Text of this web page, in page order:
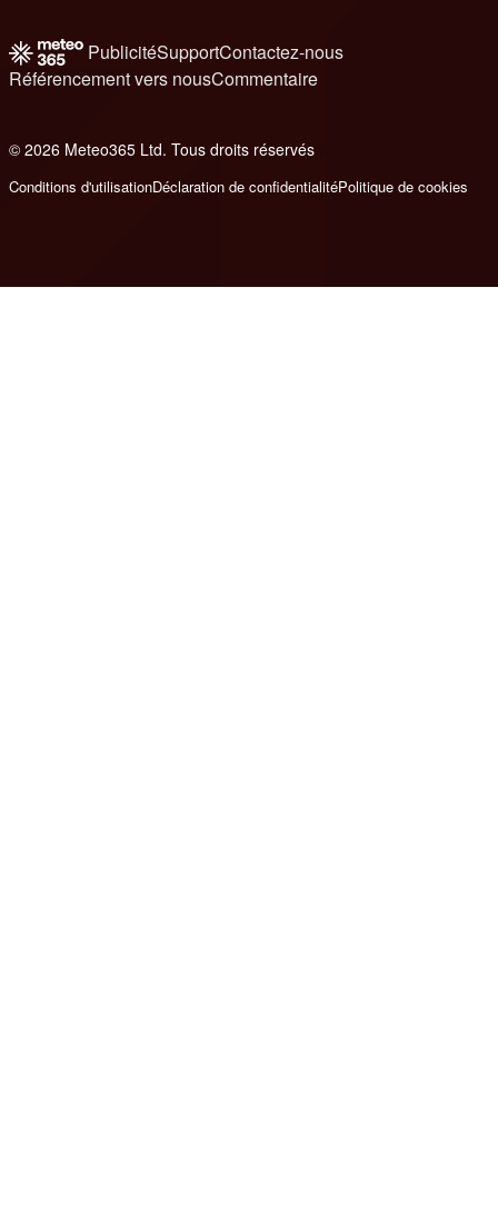
PublicitéSupportContactez-nous
Référencement vers nousCommentaire
© 2026 Meteo365 Ltd. Tous droits réservés
Conditions d'utilisationDéclaration de confidentialitéPolitique de cookies